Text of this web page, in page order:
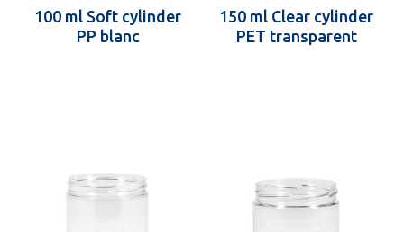
100 ml Soft cylinder
PP blanc
150 ml Clear cylinder
PET transparent